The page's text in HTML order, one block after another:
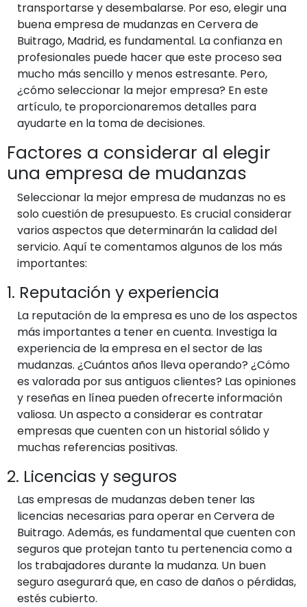
transportarse y desembalarse. Por eso, elegir una
buena empresa de mudanzas en Cervera de
Buitrago, Madrid, es fundamental. La confianza en
profesionales puede hacer que este proceso sea
mucho más sencillo y menos estresante. Pero,
¿cómo seleccionar la mejor empresa? En este
artículo, te proporcionaremos detalles para
ayudarte en la toma de decisiones.
Factores a considerar al elegir
una empresa de mudanzas
Seleccionar la mejor empresa de mudanzas no es
solo cuestión de presupuesto. Es crucial considerar
varios aspectos que determinarán la calidad del
servicio. Aquí te comentamos algunos de los más
importantes:
1. Reputación y experiencia
La reputación de la empresa es uno de los aspectos
más importantes a tener en cuenta. Investiga la
experiencia de la empresa en el sector de las
mudanzas. ¿Cuántos años lleva operando? ¿Cómo
es valorada por sus antiguos clientes? Las opiniones
y reseñas en línea pueden ofrecerte información
valiosa. Un aspecto a considerar es contratar
empresas que cuenten con un historial sólido y
muchas referencias positivas.
2. Licencias y seguros
Las empresas de mudanzas deben tener las
licencias necesarias para operar en Cervera de
Buitrago. Además, es fundamental que cuenten con
seguros que protejan tanto tu pertenencia como a
los trabajadores durante la mudanza. Un buen
seguro asegurará que, en caso de daños o pérdidas,
estés cubierto.